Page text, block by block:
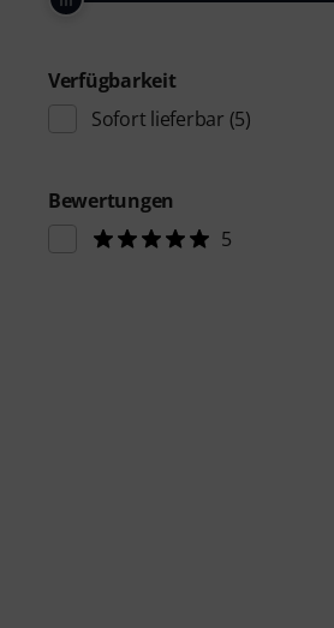
Verfügbarkeit
Sofort lieferbar (5)
Bewertungen
5